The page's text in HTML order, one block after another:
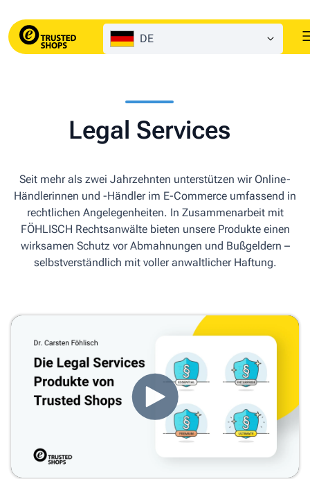
DE
Legal Services
Seit mehr als zwei Jahrzehnten unterstützen wir Online-
Händlerinnen und -Händler im E-Commerce umfassend in
rechtlichen Angelegenheiten. In Zusammenarbeit mit
FÖHLISCH Rechtsanwälte bieten unsere Produkte einen
wirksamen Schutz vor Abmahnungen und Bußgeldern –
selbstverständlich mit voller anwaltlicher Haftung.